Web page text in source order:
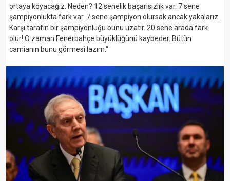
ortaya koyacağız. Neden? 12 senelik başarısızlık var. 7 sene
şampiyonlukta fark var. 7 sene şampiyon olursak ancak yakalarız.
Karşı tarafın bir şampiyonluğu bunu uzatır. 20 sene arada fark
olur! O zaman Fenerbahçe büyüklüğünü kaybeder. Bütün
camianın bunu görmesi lazım."